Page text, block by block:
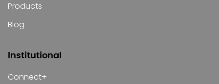
Products
Blog
Institutional
Connect+